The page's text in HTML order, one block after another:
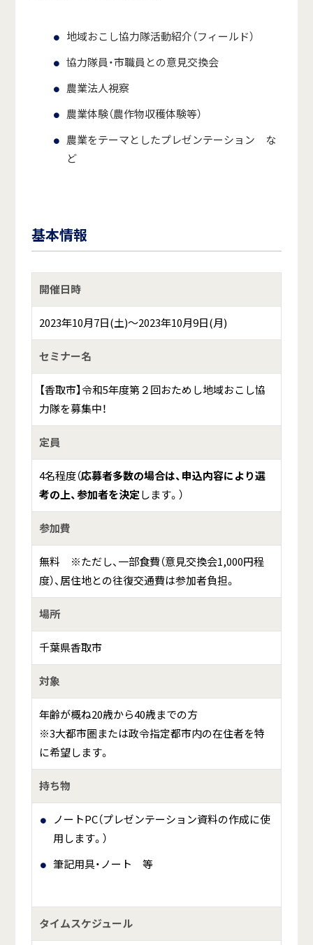
地域おこし協力隊活動紹介（フィールド）
協力隊員・市職員との意見交換会
農業法人視察
農業体験（農作物収穫体験等）
農業をテーマとしたプレゼンテーション な
ど
基本情報
開催日時
2023年10月7日(土)～2023年10月9日(月)
セミナー名
【香取市】令和5年度第２回おためし地域おこし協
力隊を募集中！
定員
4名程度（応募者多数の場合は、申込内容により選
考の上、参加者を決定します。）
参加費
無料 ※ただし、一部食費（意見交換会1,000円程
度）、居住地との往復交通費は参加者負担。
場所
千葉県香取市
対象
年齢が概ね20歳から40歳までの方
※3大都市圏または政令指定都市内の在住者を特
に希望します。
持ち物
ノートPC（プレゼンテーション資料の作成に使
用します。）
筆記用具・ノート 等
タイムスケジュール